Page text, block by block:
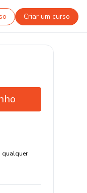
Criar um curso
qualquer